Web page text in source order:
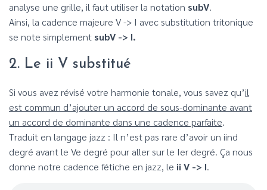
analyse une grille, il faut utiliser la notation subV.
Ainsi, la cadence majeure V -> I avec substitution tritonique
se note simplement subV -> I.
2. Le ii V substitué
Si vous avez révisé votre harmonie tonale, vous savez qu’il
est commun d’ajouter un accord de sous-dominante avant
un accord de dominante dans une cadence parfaite.
Traduit en langage jazz : Il n’est pas rare d’avoir un iind
degré avant le Ve degré pour aller sur le Ier degré. Ça nous
donne notre cadence fétiche en jazz, le ii V -> I.